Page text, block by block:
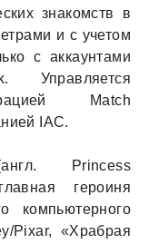
знакомств в
и с учетом
с аккаунтами
Управляется
Match
IAC.
Princess
героиня
компьютерного
Pixar, «Храбрая